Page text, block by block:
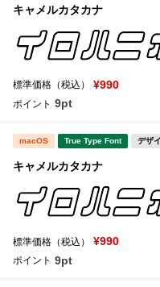
キャメルカタカナ
標準価格（税込） ¥990
ポイント 9pt
macOS True Type Font デザ
キャメルカタカナ
標準価格（税込） ¥990
ポイント 9pt